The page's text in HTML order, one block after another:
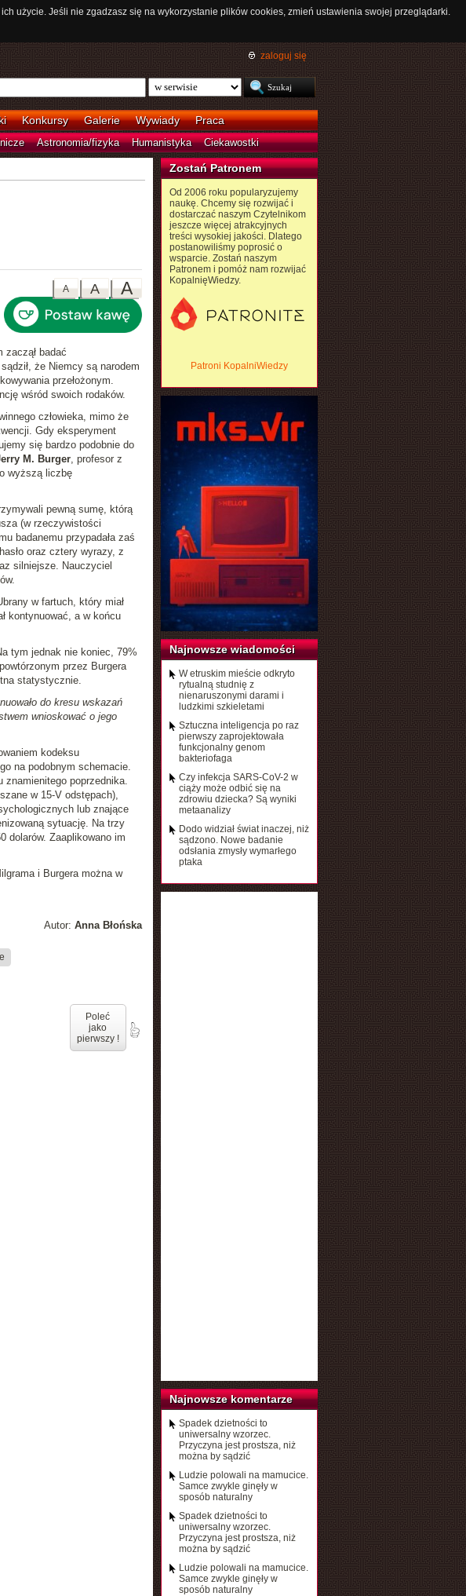
użycie. Jeśli nie zgadzasz się na wykorzystanie plików cookies, zmień ustawienia swojej przeglądarki.
zaloguj się
Konkursy Galerie Wywiady Praca
Astronomia/fizyka Humanistyka Ciekawostki
A
A
A
zaczął badać
że Niemcy są narodem
przełożonym.
wśród swoich rodaków.
człowieka, mimo że
Gdy eksperyment
się bardzo podobnie do
M. Burger, profesor z
wyższą liczbę
pewną sumę, którą
(w rzeczywistości
badanemu przypadała zaś
oraz cztery wyrazy, z
silniejsze. Nauczyciel
w fartuch, który miał
kontynuować, a w końcu
tym jednak nie koniec, 79%
przez Burgera
statystycznie.
do kresu wskazań
wnioskować o jego
kodeksu
na podobnym schemacie.
znamienitego poprzednika.
w 15-V odstępach),
lub znające
sytuację. Na trzy
dolarów. Zaaplikowano im
i Burgera można w
Autor: Anna Błońska
Poleć
jako
pierwszy !
Zostań Patronem
Od 2006 roku popularyzujemy
naukę. Chcemy się rozwijać i
dostarczać naszym Czytelnikom
jeszcze więcej atrakcyjnych
treści wysokiej jakości. Dlatego
postanowiliśmy poprosić o
wsparcie. Zostań naszym
Patronem i pomóż nam rozwijać
KopalnięWiedzy.
Patroni KopalniWiedzy
Najnowsze wiadomości
W etruskim mieście odkryto
rytualną studnię z
nienaruszonymi darami i
ludzkimi szkieletami
Sztuczna inteligencja po raz
pierwszy zaprojektowała
funkcjonalny genom
bakteriofaga
Czy infekcja SARS-CoV-2 w
ciąży może odbić się na
zdrowiu dziecka? Są wyniki
metaanalizy
Dodo widział świat inaczej, niż
sądzono. Nowe badanie
odsłania zmysły wymarłego
ptaka
Najnowsze komentarze
Spadek dzietności to
uniwersalny wzorzec.
Przyczyna jest prostsza, niż
można by sądzić
Ludzie polowali na mamucice.
Samce zwykle ginęły w
sposób naturalny
Spadek dzietności to
uniwersalny wzorzec.
Przyczyna jest prostsza, niż
można by sądzić
Ludzie polowali na mamucice.
Samce zwykle ginęły w
sposób naturalny